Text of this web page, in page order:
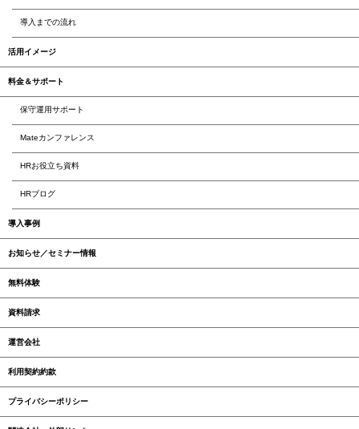
導入までの流れ
活用イメージ
料金＆サポート
保守運用サポート
Mateカンファレンス
HRお役立ち資料
HRブログ
導入事例
お知らせ／セミナー情報
無料体験
資料請求
運営会社
利用契約約款
プライバシーポリシー